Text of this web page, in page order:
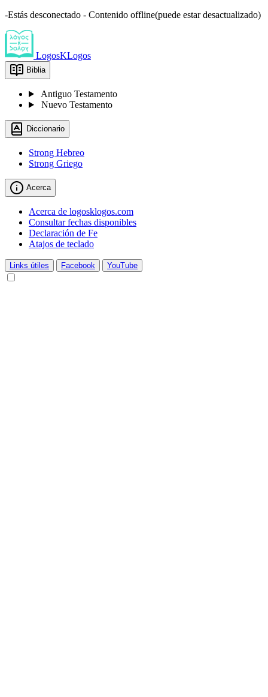
-Estás desconectado - Contenido offline(puede estar desactualizado)
LogosKLogos
Biblia
Antiguo Testamento
Nuevo Testamento
Diccionario
Strong Hebreo
Strong Griego
Acerca
Acerca de logosklogos.com
Consultar fechas disponibles
Declaración de Fe
Atajos de teclado
Links útiles Facebook YouTube